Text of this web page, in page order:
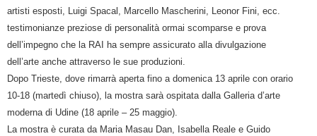
artisti esposti, Luigi Spacal, Marcello Mascherini, Leonor Fini, ecc.
testimonianze preziose di personalità ormai scomparse e prova
dell’impegno che la RAI ha sempre assicurato alla divulgazione
dell’arte anche attraverso le sue produzioni.
Dopo Trieste, dove rimarrà aperta fino a domenica 13 aprile con orario
10-18 (martedì chiuso), la mostra sarà ospitata dalla Galleria d’arte
moderna di Udine (18 aprile – 25 maggio).
La mostra è curata da Maria Masau Dan, Isabella Reale e Guido